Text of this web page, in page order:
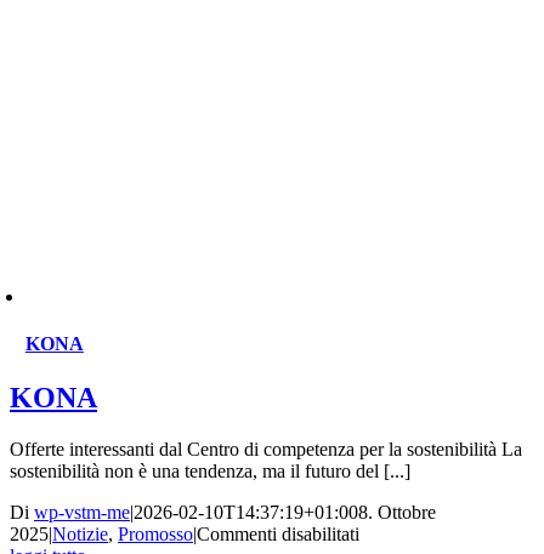
KONA
KONA
Offerte interessanti dal Centro di competenza per la sostenibilità La
sostenibilità non è una tendenza, ma il futuro del [...]
Di wp-vstm-me|2026-02-10T14:37:19+01:008. Ottobre
2025|Notizie, Promosso|Commenti disabilitati